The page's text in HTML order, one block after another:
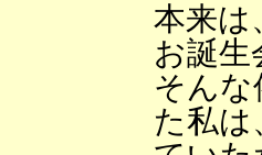
本来は
お誕生
そん
た私